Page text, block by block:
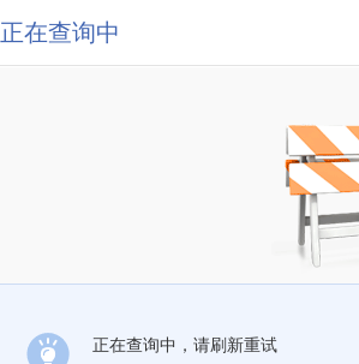
正在查询中
正在查询中，请刷新重试